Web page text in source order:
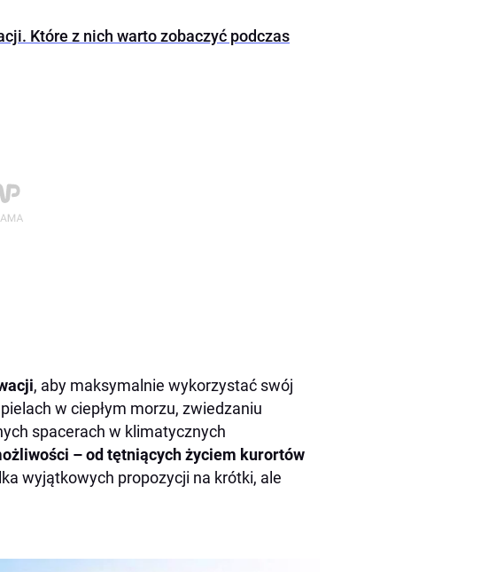
Które z nich warto zobaczyć podczas
, aby maksymalnie wykorzystać swój
w ciepłym morzu, zwiedzaniu
spacerach w klimatycznych
– od tętniących życiem kurortów
wyjątkowych propozycji na krótki, ale